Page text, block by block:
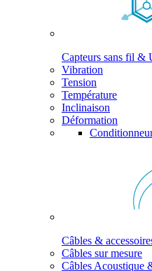
Capteurs sans fil &
Vibration
Tension
Température
Inclinaison
Déformation
Câbles &
Câbles sur mesure
Câbles Acoustique